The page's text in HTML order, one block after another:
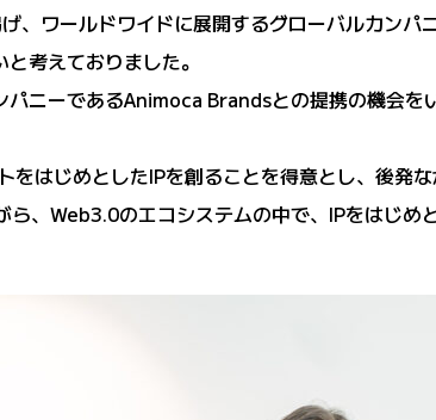
、ワールドワイドに展開するグローバルカン
考えておりました。
ニーであるAnimoca Brandsとの提携の機会を
はじめとしたIPを創ることを得意とし、後発
、Web3.0のエコシステムの中で、IPをはじめ